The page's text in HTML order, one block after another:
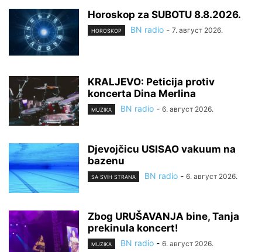
Horoskop za SUBOTU 8.8.2026.
HOROSKOP BN radio - 7. август 2026.
KRALJEVO: Peticija protiv
koncerta Dina Merlina
MUZIKA BN radio - 6. август 2026.
Djevojčicu USISAO vakuum na
bazenu
SA SVIH STRANA BN radio - 6. август 2026.
Zbog URUŠAVANJA bine, Tanja
prekinula koncert!
MUZIKA BN radio - 6. август 2026.